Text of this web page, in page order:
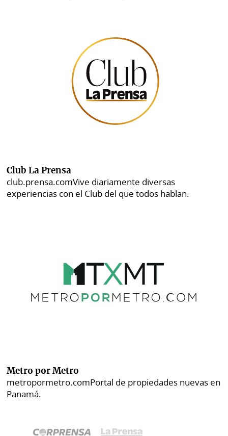
Club La Prensa
club.prensa.comVive diariamente diversas
experiencias con el Club del que todos hablan.
Metro por Metro
metropormetro.comPortal de propiedades nuevas en
Panamá.